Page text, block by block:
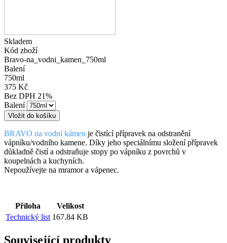
Skladem
Kód zboží
Bravo-na_vodni_kamen_750ml
Balení
750ml
375 Kč
Bez DPH 21%
Balení
BRAVO na vodní kámen je čistící přípravek na odstranění
vápníku/vodního kamene. Díky jeho speciálnímu složení přípravek
důkladně čistí a odstraňuje stopy po vápníku z povrchů v
koupelnách a kuchyních.
Nepoužívejte na mramor a vápenec.
Příloha
Velikost
Technický list 167.84 KB
Související produkty